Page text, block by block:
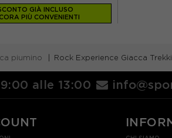
GIÀ INCLUSO
PIÙ CONVENIENTI
piumino Rock Experience Giacca
alle 13:00